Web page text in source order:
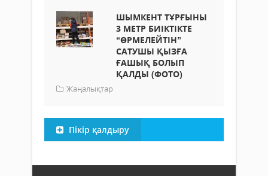
ШЫМКЕНТ ТҰРҒЫНЫ
3 МЕТР БИІКТІКТЕ
“ӨРМЕЛЕЙТІН”
САТУШЫ ҚЫЗҒА
ҒАШЫҚ БОЛЫП
ҚАЛДЫ (ФОТО)
Жаңалықтар
Пікір қалдыру